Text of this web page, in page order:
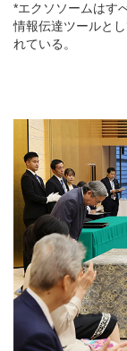
*エクソソームはす
情報伝達ツールと
れている。